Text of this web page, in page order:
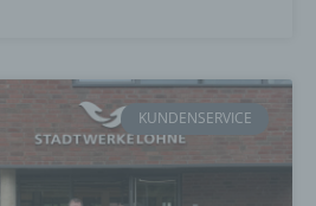
KUNDENSERVICE